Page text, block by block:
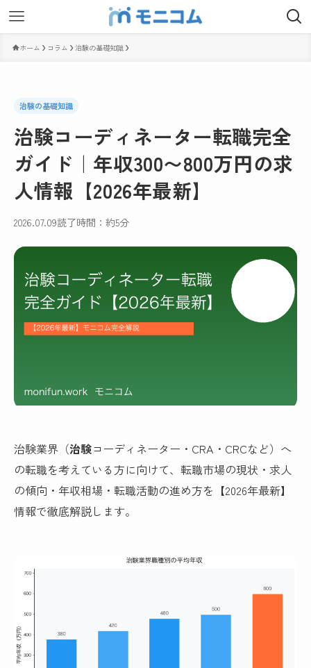
ホーム コラム 治験の基礎知識
治験の基礎知識
治験コーディネーター転職完全
ガイド｜年収300〜800万円の求
人情報【2026年最新】
2026.07.09読了時間：約5分
治験業界（治験コーディネーター・CRA・CRCなど）へ
の転職を考えている方に向けて、転職市場の現状・求人
の傾向・年収相場・転職活動の進め方を【2026年最新】
情報で徹底解説します。